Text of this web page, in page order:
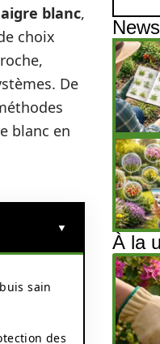
blanc,
choix
De
blanc en
sain
des
À la